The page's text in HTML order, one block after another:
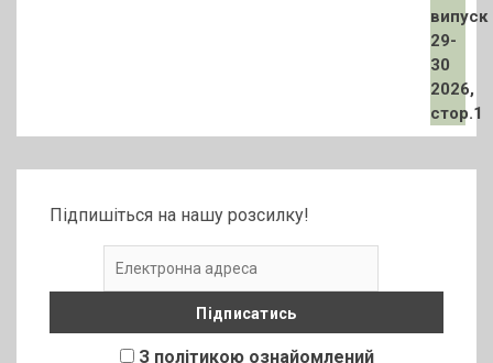
Підпишіться на нашу розсилку!
З політикою ознайомлений